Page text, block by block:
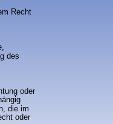
Recht
des
oder
die im
oder